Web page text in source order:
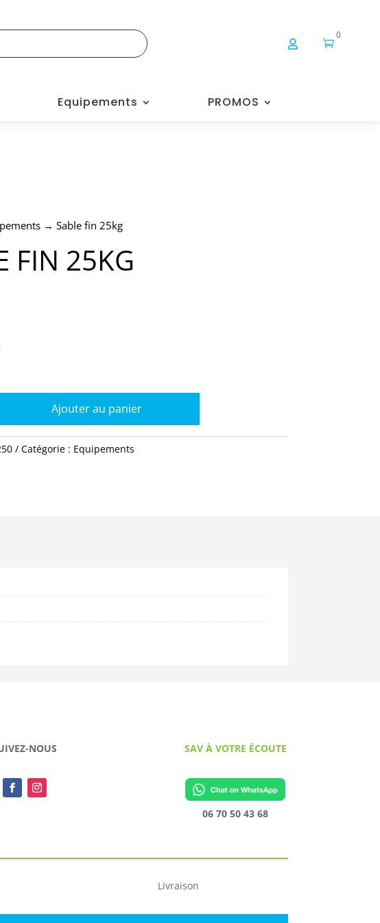
 
0
Equipements PROMOS
→ Sable fin 25kg
FIN 25KG
Ajouter au panier
Catégorie : Equipements
NOUS SAV À VOTRE ÉCOUTE
06 70 50 43 68
Livraison